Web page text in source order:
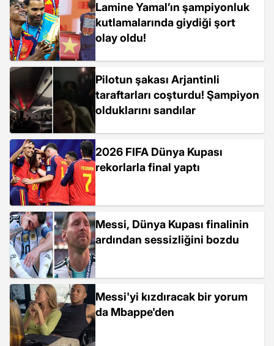
Lamine Yamal’ın şampiyonluk
kutlamalarında giydiği şort
olay oldu!
Pilotun şakası Arjantinli
taraftarları coşturdu! Şampiyon
olduklarını sandılar
2026 FIFA Dünya Kupası
rekorlarla final yaptı
Messi, Dünya Kupası finalinin
ardından sessizliğini bozdu
Messi'yi kızdıracak bir yorum
da Mbappe'den